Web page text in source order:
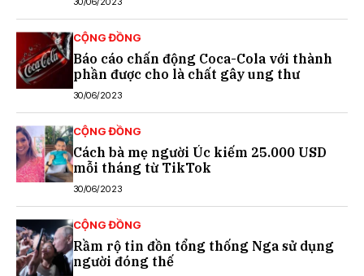
CỘNG ĐỒNG
Báo cáo chấn động Coca-Cola với thành
phần được cho là chất gây ung thư
30/06/2023
CỘNG ĐỒNG
Cách bà mẹ người Úc kiếm 25.000 USD
mỗi tháng từ TikTok
30/06/2023
CỘNG ĐỒNG
Rầm rộ tin đồn tổng thống Nga sử dụng
người đóng thế